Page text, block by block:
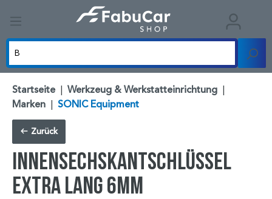
Startseite | Werkzeug & Werkstatteinrichtung |
Marken | SONIC Equipment
Zurück
Innensechskantschlüssel
extra lang 6mm